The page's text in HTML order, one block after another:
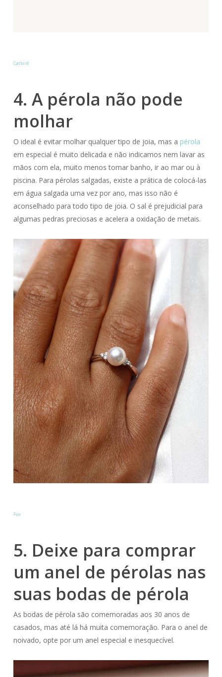
Catbird
4. A pérola não pode
molhar
O ideal é evitar molhar qualquer tipo de joia, mas a pérola
em especial é muito delicada e não indicamos nem lavar as
mãos com ela, muito menos tomar banho, ir ao mar ou à
piscina. Para pérolas salgadas, existe a prática de colocá-las
em água salgada uma vez por ano, mas isso não é
aconselhado para todo tipo de joia. O sal é prejudicial para
algumas pedras preciosas e acelera a oxidação de metais.
Fox
5. Deixe para comprar
um anel de pérolas nas
suas bodas de pérola
As bodas de pérola são comemoradas aos 30 anos de
casados, mas até lá há muita comemoração. Para o anel de
noivado, opte por um anel especial e inesquecível.